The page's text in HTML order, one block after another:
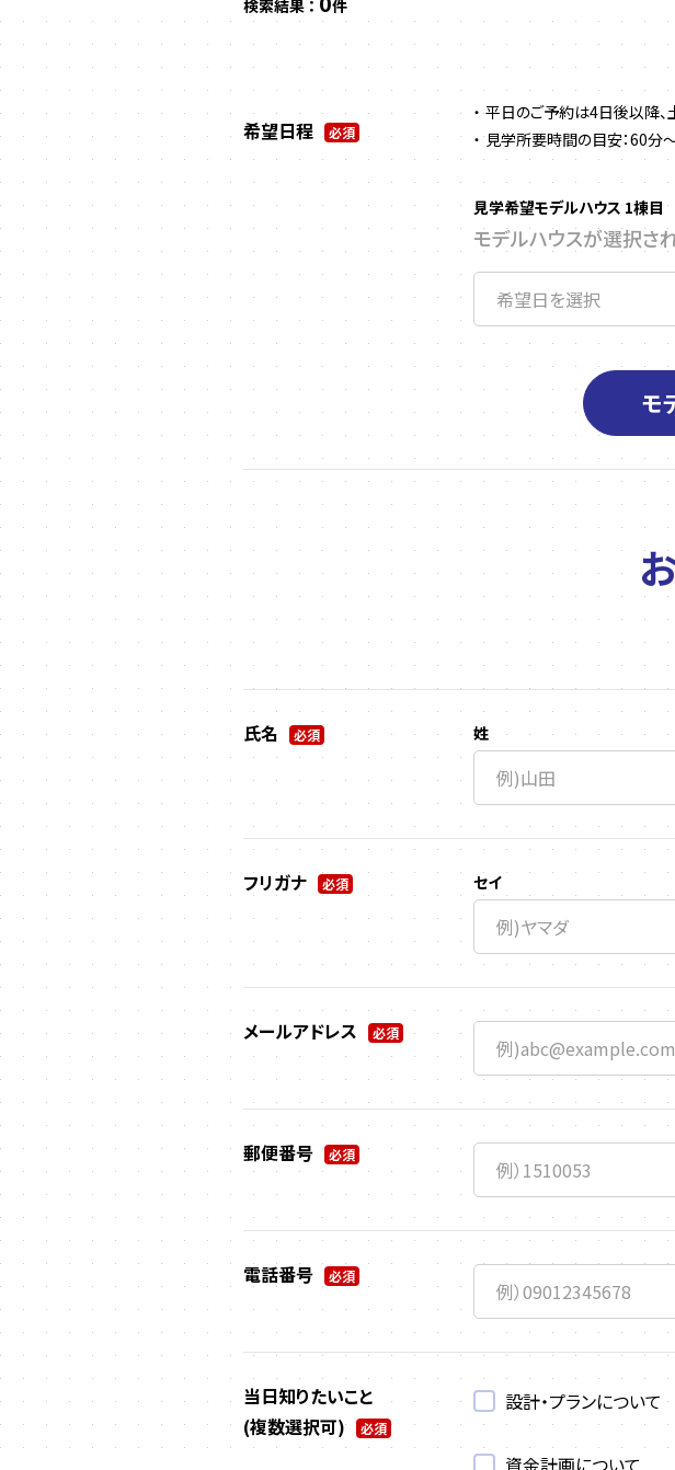
検索結果 ： 件
希望日程 必須
平日のご予約は4日後以降
見学所要時間の目安：60分
見学希望モデルハウス 1棟目
モデルハウスが選択さ
モ
氏名 必須 姓
フリガナ 必須 セイ
メールアドレス 必須
郵便番号 必須
電話番号 必須
当日知りたいこと
(複数選択可)
必須
設計・プランについて
資金計画について